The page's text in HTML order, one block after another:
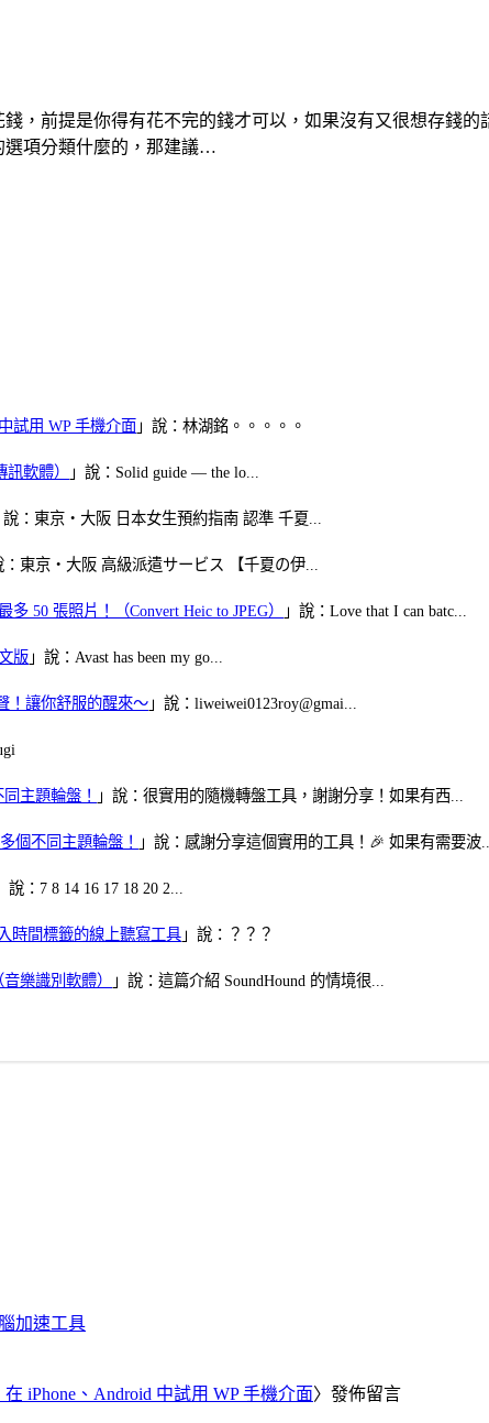
，前提是你得有花不完的錢才可以，如果沒有又很想存錢
選項分類什麼的，那建議…
試用 WP 手機介面 」說：林湖銘。。。。。
訊軟體） 」說：Solid guide — the lo...
說：東京・大阪 日本女生預約指南 認準 千夏...
：東京・大阪 高級派遣サービス 【千夏の伊...
50 張照片！（Convert Heic to JPEG） 」說：Love that I can batc...
版 」說：Avast has been my go...
！讓你舒服的醒來～ 」說：liweiwei0123roy@gmai...
主題輪盤！ 」說：很實用的隨機轉盤工具，謝謝分享！如果有西...
個不同主題輪盤！ 」說：感謝分享這個實用的工具！🎉 如果有需要波
說：7 8 14 16 17 18 20 2...
時間標籤的線上聽寫工具 」說：？？？
樂識別軟體） 」說：這篇介紹 SoundHound 的情境很...
加速工具
iPhone、Android 中試用 WP 手機介面〉發佈留言